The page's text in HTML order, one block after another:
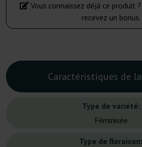
Vous connaissez déjà ce produit
recevez un bonus.
Caractéristiques de
Type de variété:
Féminisée
Type de floraison: